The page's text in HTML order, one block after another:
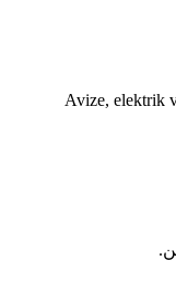
Avize, elektrik